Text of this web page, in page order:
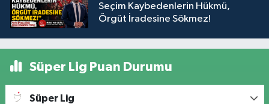
Seçim Kaybedenlerin Hükmü,
Örgüt İradesine Sökmez!
Süper Lig Puan Durumu
Süper Lig